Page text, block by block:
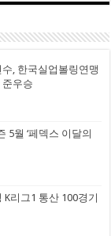
, 한국실업볼링연맹
우승
5월 ‘페덱스 이달의
리그1 통산 100경기